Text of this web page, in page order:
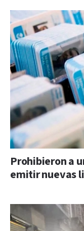
Prohibieron a
emitir nuevas